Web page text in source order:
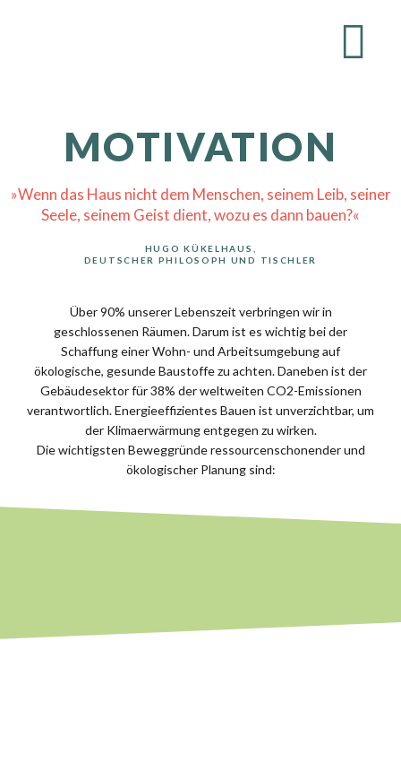
MOTIVATION
»Wenn das Haus nicht dem Menschen, seinem Leib, seiner
Seele, seinem Geist dient, wozu es dann bauen?«
HUGO KÜKELHAUS,
DEUTSCHER PHILOSOPH UND TISCHLER
Über 90% unserer Lebenszeit verbringen wir in
geschlossenen Räumen. Darum ist es wichtig bei der
Schaffung einer Wohn- und Arbeitsumgebung auf
ökologische, gesunde Baustoffe zu achten. Daneben ist der
Gebäudesektor für 38% der weltweiten CO2-Emissionen
verantwortlich. Energieeffizientes Bauen ist unverzichtbar, um
der Klimaerwärmung entgegen zu wirken.
Die wichtigsten Beweggründe ressourcenschonender und
ökologischer Planung sind: